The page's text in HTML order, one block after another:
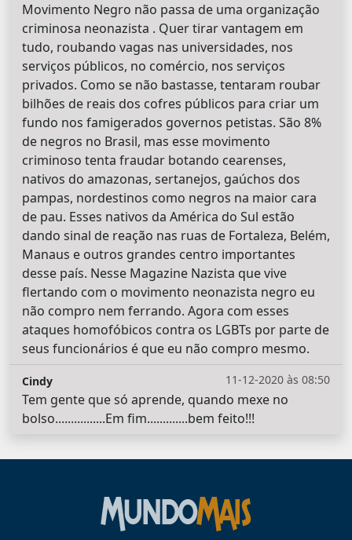
Movimento Negro não passa de uma organização
criminosa neonazista . Quer tirar vantagem em
tudo, roubando vagas nas universidades, nos
serviços públicos, no comércio, nos serviços
privados. Como se não bastasse, tentaram roubar
bilhões de reais dos cofres públicos para criar um
fundo nos famigerados governos petistas. São 8%
de negros no Brasil, mas esse movimento
criminoso tenta fraudar botando cearenses,
nativos do amazonas, sertanejos, gaúchos dos
pampas, nordestinos como negros na maior cara
de pau. Esses nativos da América do Sul estão
dando sinal de reação nas ruas de Fortaleza, Belém,
Manaus e outros grandes centro importantes
desse país. Nesse Magazine Nazista que vive
flertando com o movimento neonazista negro eu
não compro nem ferrando. Agora com esses
ataques homofóbicos contra os LGBTs por parte de
seus funcionários é que eu não compro mesmo.
11-12-2020 às 08:50
Cindy
Tem gente que só aprende, quando mexe no
bolso................Em fim.............bem feito!!!